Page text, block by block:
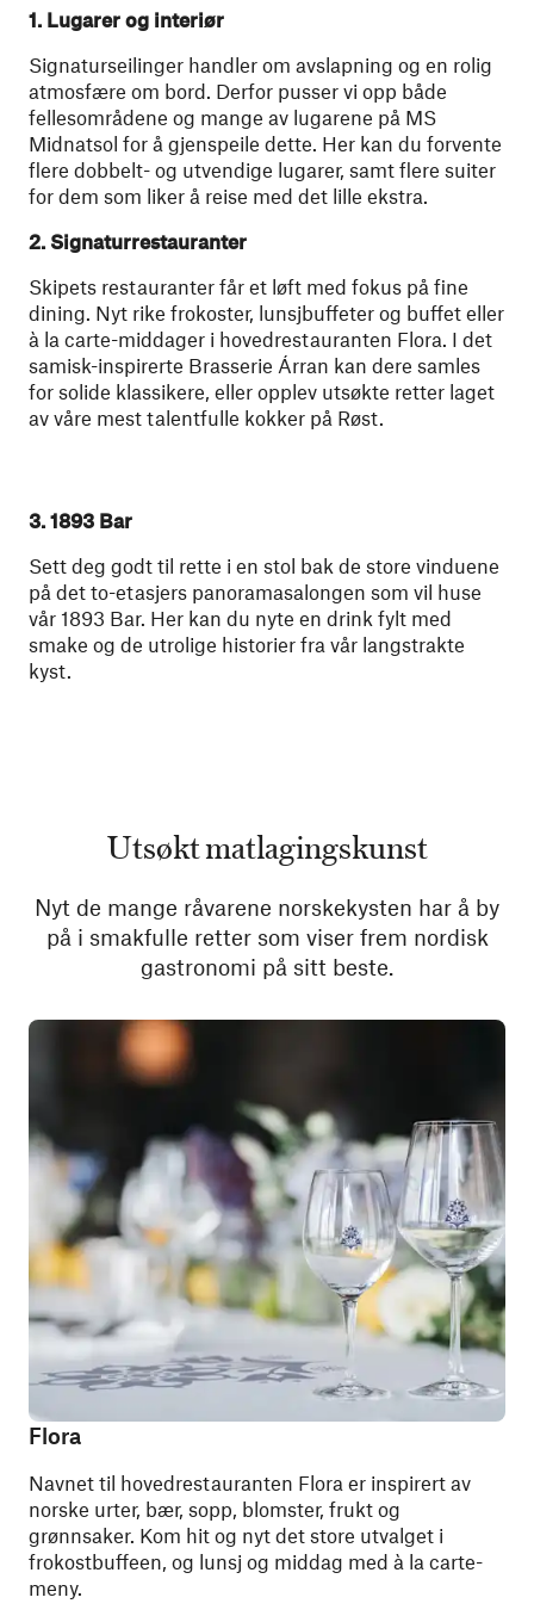
1. Lugarer og interiør
Signaturseilinger handler om avslapning og en rolig
atmosfære om bord. Derfor pusser vi opp både
fellesområdene og mange av lugarene på MS
Midnatsol for å gjenspeile dette. Her kan du forvente
flere dobbelt- og utvendige lugarer, samt flere suiter
for dem som liker å reise med det lille ekstra.
2. Signaturrestauranter
Skipets restauranter får et løft med fokus på fine
dining. Nyt rike frokoster, lunsjbuffeter og buffet eller
à la carte-middager i hovedrestauranten Flora. I det
samisk-inspirerte Brasserie Árran kan dere samles
for solide klassikere, eller opplev utsøkte retter laget
av våre mest talentfulle kokker på Røst.
3. 1893 Bar
Sett deg godt til rette i en stol bak de store vinduene
på det to-etasjers panoramasalongen som vil huse
vår 1893 Bar. Her kan du nyte en drink fylt med
smake og de utrolige historier fra vår langstrakte
kyst.
Utsøkt matlagingskunst
Nyt de mange råvarene norskekysten har å by
på i smakfulle retter som viser frem nordisk
gastronomi på sitt beste.
Flora
Navnet til hovedrestauranten Flora er inspirert av
norske urter, bær, sopp, blomster, frukt og
grønnsaker. Kom hit og nyt det store utvalget i
frokostbuffeen, og lunsj og middag med à la carte-
meny.